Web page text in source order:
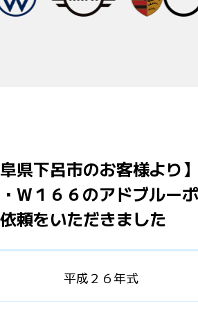
阜県下呂市のお客様より
W１６６のアドブルー
頼をいただきました
平成２６年式